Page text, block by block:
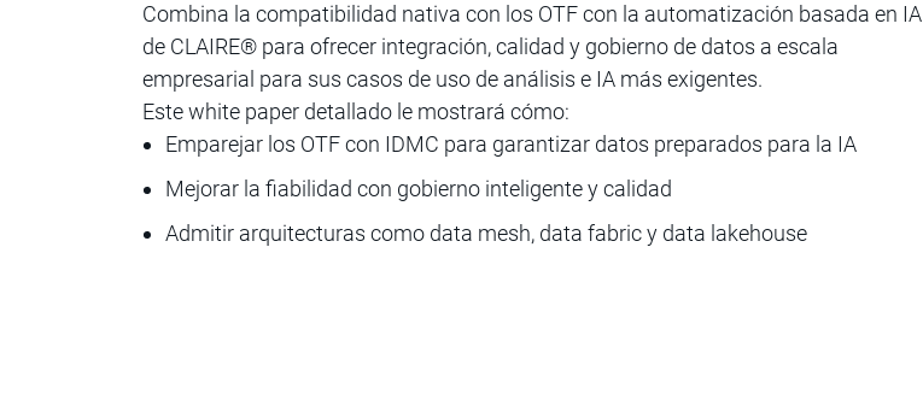
Combina la compatibilidad nativa con los OTF con la automatización basada en IA
de CLAIRE® para ofrecer integración, calidad y gobierno de datos a escala
empresarial para sus casos de uso de análisis e IA más exigentes.
Este white paper detallado le mostrará cómo:
Emparejar los OTF con IDMC para garantizar datos preparados para la IA
Mejorar la fiabilidad con gobierno inteligente y calidad
Admitir arquitecturas como data mesh, data fabric y data lakehouse